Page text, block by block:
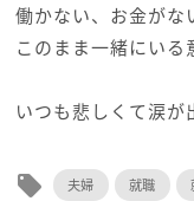
働かない、お金がな
このまま一緒にいる
いつも悲しくて涙が
local_offer 夫婦 就職